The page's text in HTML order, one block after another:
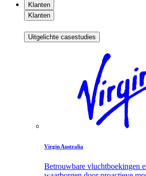
Klanten
Klanten
Uitgelichte casestudies
Virgin Australia
Betrouwbare vluchtboekingen